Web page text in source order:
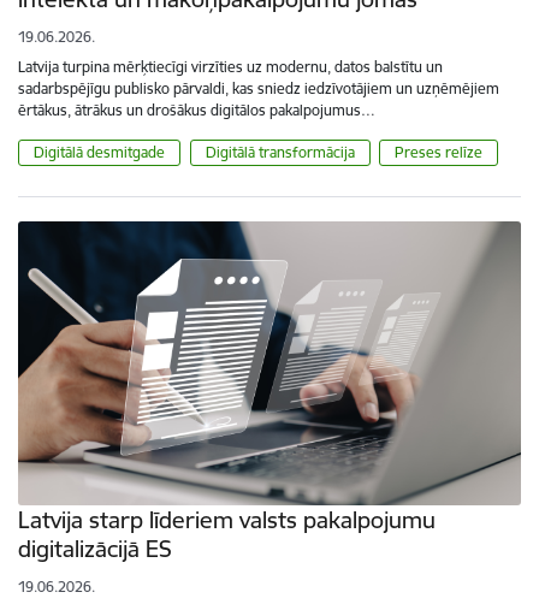
19.06.2026.
Latvija turpina mērķtiecīgi virzīties uz modernu, datos balstītu un
sadarbspējīgu publisko pārvaldi, kas sniedz iedzīvotājiem un uzņēmējiem
ērtākus, ātrākus un drošākus digitālos pakalpojumus…
Digitālā desmitgade Digitālā transformācija Preses relīze
Latvija starp līderiem valsts pakalpojumu
digitalizācijā ES
19.06.2026.